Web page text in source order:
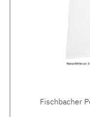
Fischbacher